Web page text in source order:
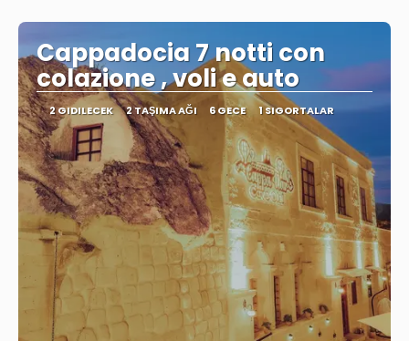
Görüntüle
Cappadocia 7 notti con
colazione , voli e auto
2 GIDILECEK 2 TAŞIMA AĞI 6 GECE 1 SIGORTALAR